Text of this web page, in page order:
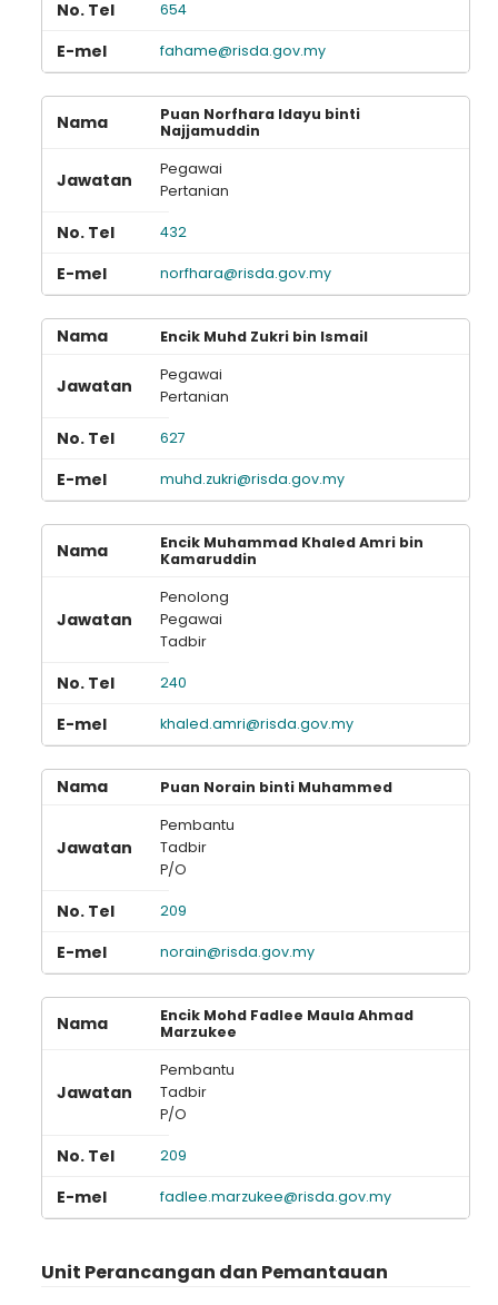
654
fahame@risda.gov.my
Puan Norfhara Idayu binti
Najjamuddin
Pegawai
Pertanian
432
norfhara@risda.gov.my
Encik Muhd Zukri bin Ismail
Pegawai
Pertanian
627
muhd.zukri@risda.gov.my
Encik Muhammad Khaled Amri bin
Kamaruddin
Penolong
Pegawai
Tadbir
240
khaled.amri@risda.gov.my
Puan Norain binti Muhammed
Pembantu
Tadbir
P/O
209
norain@risda.gov.my
Encik Mohd Fadlee Maula Ahmad
Marzukee
Pembantu
Tadbir
P/O
209
fadlee.marzukee@risda.gov.my
Unit Perancangan dan Pemantauan
Loading AiRIS...